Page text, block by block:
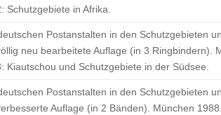
Schutzgebiete in Afrika.
Postanstalten in den Schutzgebieten
neu bearbeitete Auflage (in 3 Ringbindern).
und Schutzgebiete in der Südsee.
Postanstalten in den Schutzgebieten
Auflage (in 2 Bänden). München